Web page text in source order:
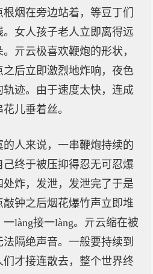
烟在旁边站着，等豆丁们
女人孩子老人立即离得远
亓云极喜欢鞭炮的形状，
后立即激烈地炸响，夜色
迹。由于速度太快，连成
儿垂着丝。
人来说，一串鞭炮持续的
终于被压抑得忍无可忍爆
炸，发泄，发泄完了于是
钟之后烟花爆竹声立即堆
làng接一làng。亓云缩在被
隔绝声音。一般要持续到
才接连散去，整个世界终